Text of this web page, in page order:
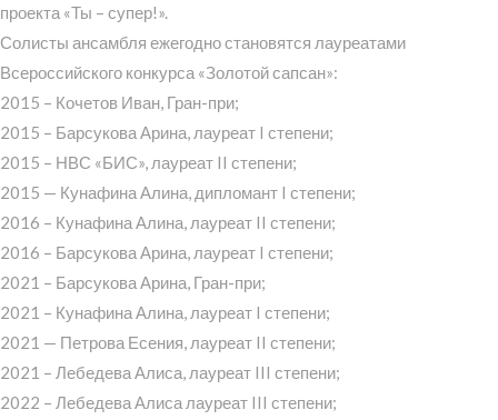
проекта «Ты – супер!».
Солисты ансамбля ежегодно становятся лауреатами
Всероссийского конкурса «Золотой сапсан»:
2015 – Кочетов Иван, Гран-при;
2015 – Барсукова Арина, лауреат I степени;
2015 – НВС «БИС», лауреат II степени;
2015 — Кунафина Алина, дипломант I степени;
2016 – Кунафина Алина, лауреат II степени;
2016 – Барсукова Арина, лауреат I степени;
2021 – Барсукова Арина, Гран-при;
2021 – Кунафина Алина, лауреат I степени;
2021 — Петрова Есения, лауреат II степени;
2021 – Лебедева Алиса, лауреат III степени;
2022 – Лебедева Алиса лауреат III степени;